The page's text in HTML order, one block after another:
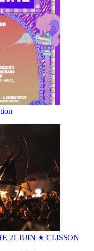
21 JUIN ★ CLISSON